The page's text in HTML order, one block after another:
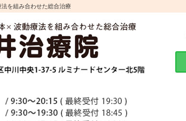
を組み合わせた総合治療